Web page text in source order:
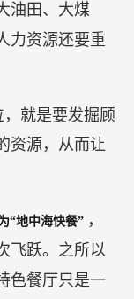
油田、大煤
力资源还要重
，就是要发掘顾
资源，从而让
“地中海快餐” ，
飞跃。之所以
色餐厅只是一